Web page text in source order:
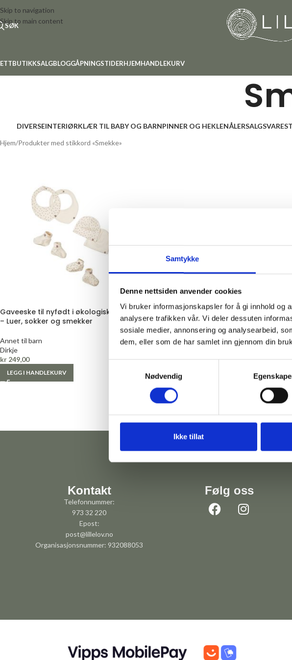
Samtykke
Denne nettsiden anvender cookies
Vi bruker informasjonskapsler for å gi innhold og
analysere trafikken vår. Vi deler dessuten
sosiale medier, annonsering og analysearbeid,
dem, eller som de har samlet inn gjennom din
Nødvendig
Ikke tillat
Skip to navigation
Skip to main content
SØK
SALGBLOGGÅPNINGSTIDERHJEMHANDLEKURV
DIVERSEINTERIØRKLÆR TIL BABY OG BARNPINNER OG HEKLENÅLERSALGSVARE
Hjem Produkter med stikkord «Smekke»
Gaveeske til nyfødt i økologisk bomull
– Luer, sokker og smekker
Annet til barn
Dirkje
kr 249,00
LEGG I HANDLEKURV
Kontakt
Telefonnummer:
973 32 220
Epost:
post@lillelov.no
Organisasjonsnummer: 932088053
Følg oss